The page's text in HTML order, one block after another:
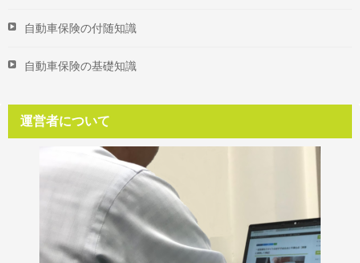
自動車保険の付随知識
自動車保険の基礎知識
運営者について